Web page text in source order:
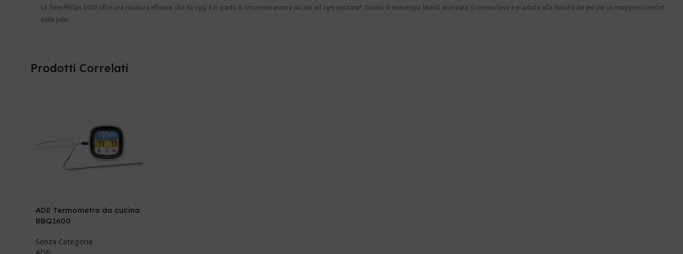
La Serie Philips 5000 offre una rasatura efficace, che da oggi è in grado di rimuovere ancora più peli ad ogni passata*. Dotato di tecnologia SkinIQ avanzata, il rasoio rileva e si adatta alla densità dei peli per un maggiore comfort
sulla pelle.
Prodotti Correlati
ADE Termometro da cucina
BBQ1600
Senza Categoria